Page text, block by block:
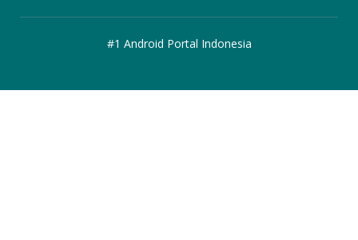
#1 Android Portal Indonesia